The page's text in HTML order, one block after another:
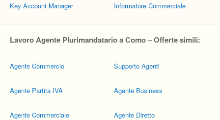
Key Account Manager Informatore Commerciale
Lavoro Agente Plurimandatario a Como – Offerte simili:
Agente Commercio
Agente Partita IVA
Agente Commerciale
Supporto Agenti
Agente Business
Agente Diretto